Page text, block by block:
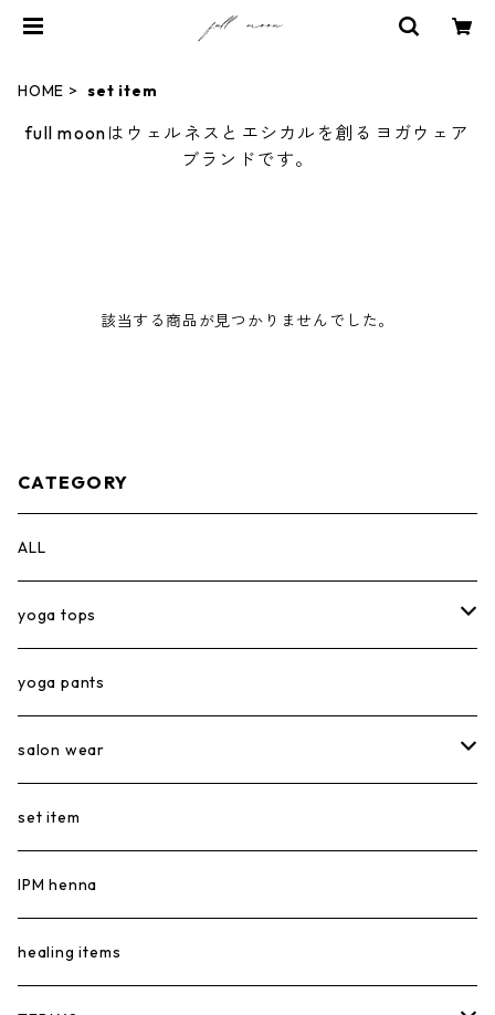
HOME set item
full moonはウェルネスとエシカルを創るヨガウェア
ブランドです。
該当する商品が見つかりませんでした。
CATEGORY
ALL
yoga tops
short tops
long tops
tank top
yoga pants
salon wear
salon tops
salon pants
set item
IPM henna
healing items